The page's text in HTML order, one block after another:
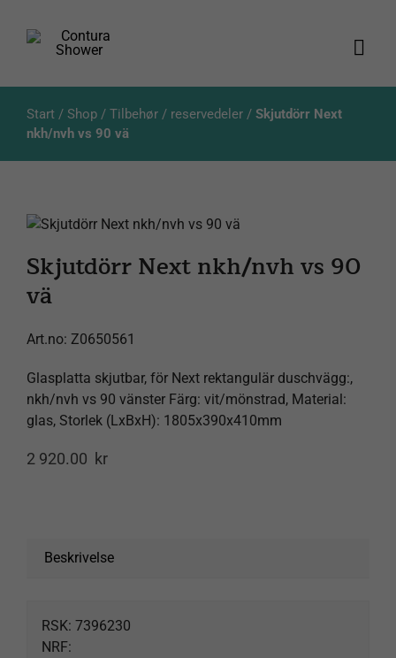
Kataloger
Aktuellt
Om oss
Kundservice
Products
search
Start/ Shop/ Tilbehør / reservedeler/ Skjutdörr Next
nkh/nvh vs 90 vä
Skjutdörr Next nkh/nvh vs 90
vä
Art.no: Z0650561
Glasplatta skjutbar, för Next rektangulär duschvägg:,
nkh/nvh vs 90 vänster Färg: vit/mönstrad, Material:
glas, Storlek (LxBxH): 1805x390x410mm
2 920.00 kr
Beskrivelse
RSK: 7396230
NRF: